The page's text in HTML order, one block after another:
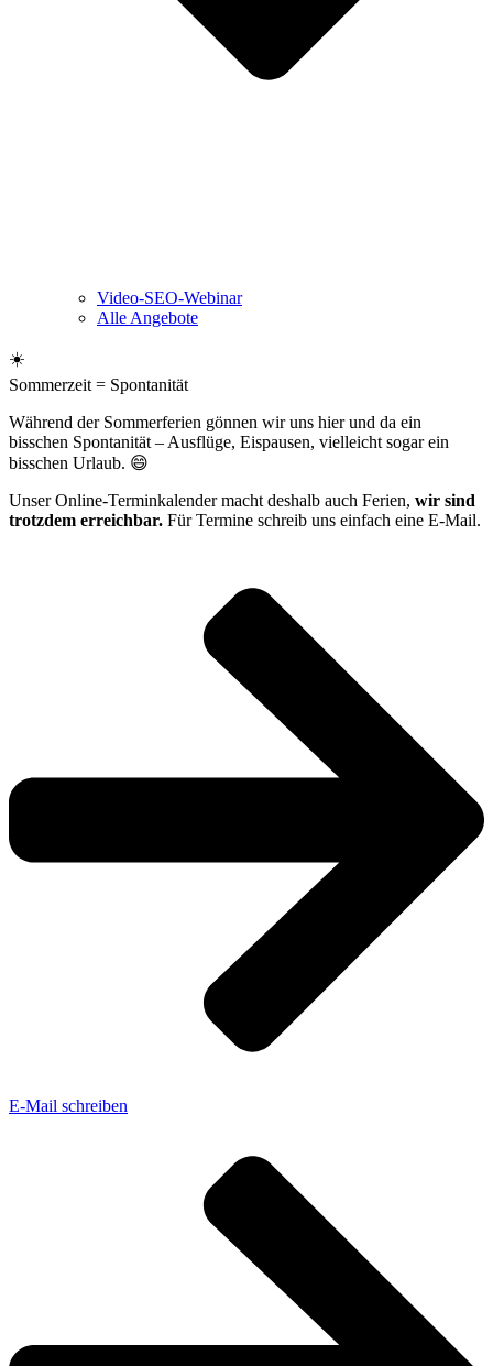
Video-SEO-Webinar
Alle Angebote
☀️
Sommerzeit = Spontanität
Während der Sommerferien gönnen wir uns hier und da ein
bisschen Spontanität – Ausflüge, Eispausen, vielleicht sogar ein
bisschen Urlaub. 😄
Unser Online-Terminkalender macht deshalb auch Ferien, wir sind
trotzdem erreichbar. Für Termine schreib uns einfach eine E-Mail.
E-Mail schreiben